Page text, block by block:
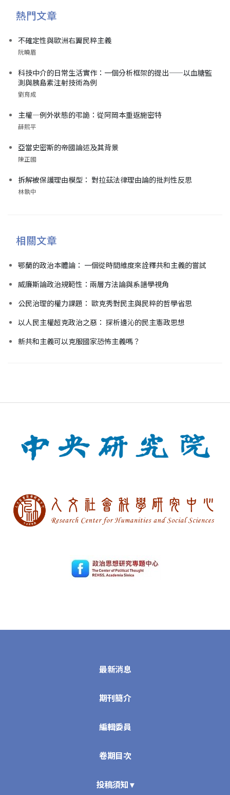
熱門文章
不確定性與歐洲右翼民粹主義
阮曉眉
科技中介的日常生活實作：一個分析框架的提出——以血糖監
測與胰島素注射技術為例
劉育成
主權—例外狀態的弔詭：從阿岡本重返施密特
薛熙平
亞當史密斯的帝國論述及其背景
陳正國
拆解被保護理由模型： 對拉茲法律理由論的批判性反思
林執中
相關文章
鄂蘭的政治本體論： 一個從時間維度來詮釋共和主義的嘗試
威廉斯論政治規範性：兩層方法論與系譜學視角
公民治理的權力課題： 歐克秀對民主與民粹的哲學省思
以人民主權超克政治之惡： 探析邊沁的民主憲政思想
新共和主義可以克服國家恐怖主義嗎？
最新消息
期刊簡介
編輯委員
卷期目次
投稿須知 ▾